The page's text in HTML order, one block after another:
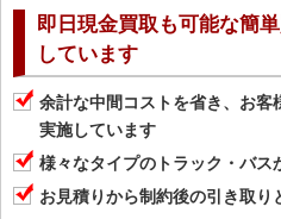
即日現金買取も可能な簡
しています
余計な中間コストを省き、お
実施しています
様々なタイプのトラック・バス
お見積りから制約後の引き取